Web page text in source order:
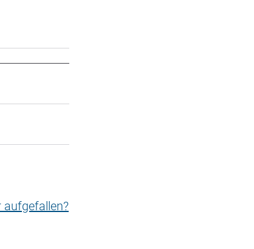
aufgefallen?